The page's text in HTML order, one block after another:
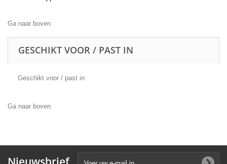
Ga naar boven
GESCHIKT VOOR / PAST IN
Geschikt voor / past in
Ga naar boven